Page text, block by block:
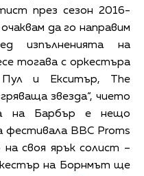
през сезон 2016-
да го направим
изпълненията на
тогава с оркестъра
Пул и Екситър, The
звезда“, чието
на Барбър е нещо
фестивала BBC Proms
своя ярък солист –
на Борнмът ще